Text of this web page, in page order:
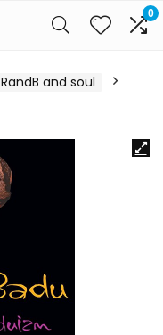
0
RandB and soul